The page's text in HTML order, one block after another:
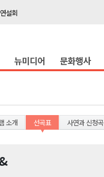
설회
행
'등급
체"
설회
뉴미디어 문화행사
소개 선곡표 사연과 신청곡